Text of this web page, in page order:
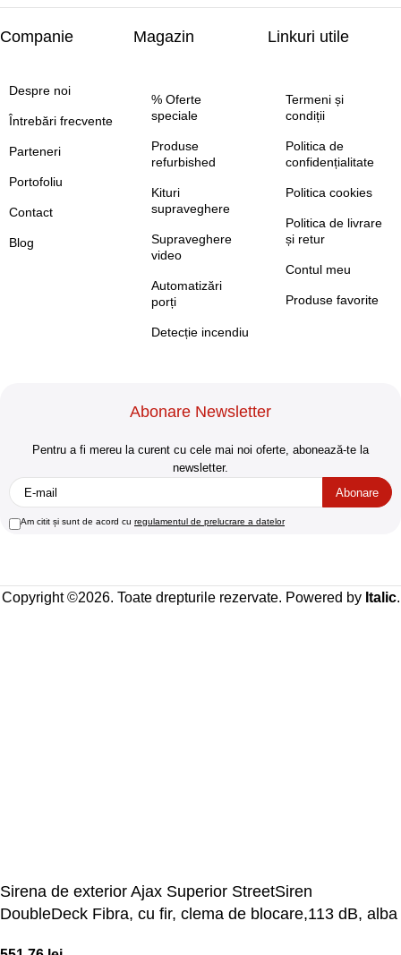
Companie
Despre noi
Întrebări frecvente
Parteneri
Portofoliu
Contact
Blog
Magazin
% Oferte
speciale
Produse
refurbished
Kituri
supraveghere
Supraveghere
video
Automatizări
porți
Detecție incendiu
Linkuri utile
Termeni și
condiții
Politica de
confidențialitate
Politica cookies
Politica de livrare
și retur
Contul meu
Produse favorite
Abonare Newsletter
Pentru a fi mereu la curent cu cele mai noi oferte, abonează-te la
newsletter.
Am citit și sunt de acord cu regulamentul de prelucrare a datelor
Copyright ©2026. Toate drepturile rezervate. Powered by Italic.
Sirena de exterior Ajax Superior StreetSiren
DoubleDeck Fibra, cu fir, clema de blocare,113 dB, alba